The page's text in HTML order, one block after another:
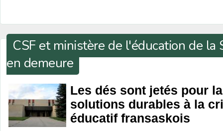
CSF et ministère de l'éducation de la
en demeure
Les dés sont jetés pour
solutions durables à la
éducatif fransaskois